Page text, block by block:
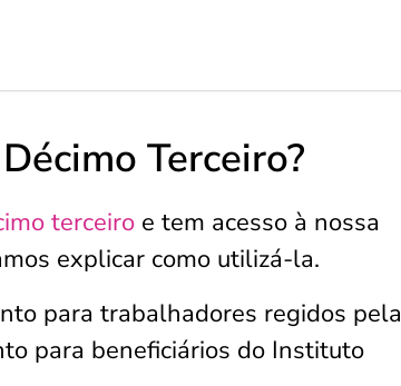
Terceiro?
terceiro e tem acesso à nossa
explicar como utilizá-la.
para trabalhadores regidos pela
para beneficiários do Instituto